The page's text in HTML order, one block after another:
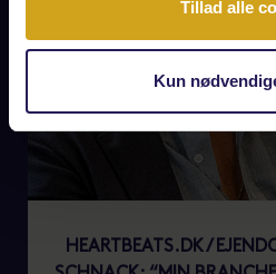
Tillad alle
Kun
HEARTBEATS.DK /